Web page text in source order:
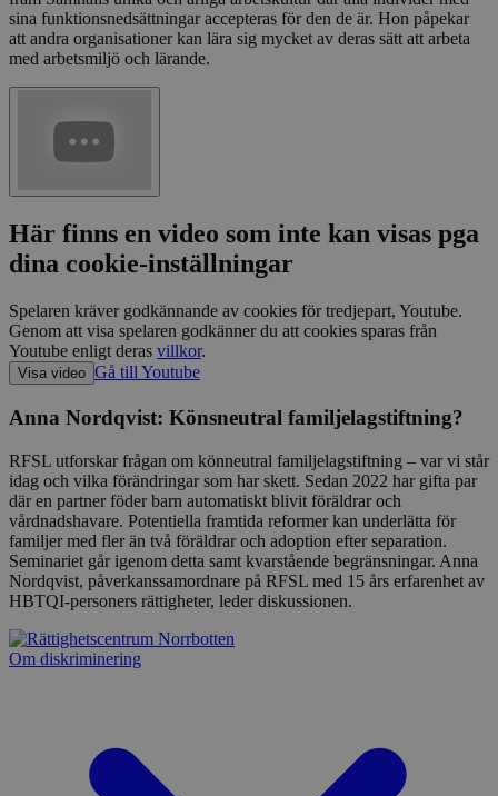
sina funktionsnedsättningar accepteras för den de är. Hon påpekar
att andra organisationer kan lära sig mycket av deras sätt att arbeta
med arbetsmiljö och lärande.
Här finns en video som inte kan visas pga
dina cookie-inställningar
Spelaren kräver godkännande av cookies för tredjepart, Youtube.
Genom att visa spelaren godkänner du att cookies sparas från
Youtube enligt deras villkor.
Visa video Gå till Youtube
Anna Nordqvist: Könsneutral familjelagstiftning?
RFSL utforskar frågan om könneutral familjelagstiftning – var vi står
idag och vilka förändringar som har skett. Sedan 2022 har gifta par
där en partner föder barn automatiskt blivit föräldrar och
vårdnadshavare. Potentiella framtida reformer kan underlätta för
familjer med fler än två föräldrar och adoption efter separation.
Seminariet går igenom detta samt kvarstående begränsningar. Anna
Nordqvist, påverkanssamordnare på RFSL med 15 års erfarenhet av
HBTQI-personers rättigheter, leder diskussionen.
Om diskriminering
Strikt nödvändiga kakor tillåter
kärnwebbplatsfunktioner som användarinloggning
och kontohantering. Webbplatsen kan inte
användas ordentligt utan strikt nödvändiga cookies.
Namn
ep201
_splunk_rum_sid sensus.wufoo.com
15
minuter
CookieScriptConsent
csrftoken norrbotten.rattighetscentrum.se 1 år
_pk_ses.31.6c2b
norrbotten.rattighetscentrum.se
Google
Privacy Policy